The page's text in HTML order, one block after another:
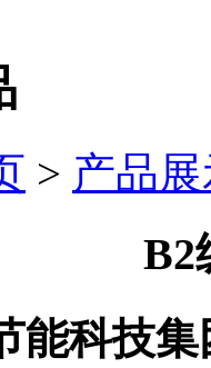
> 产品
B2
能科技